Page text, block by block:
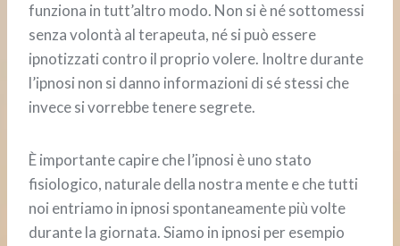
funziona in tutt’altro modo. Non si è né sottomessi
senza volontà al terapeuta, né si può essere
ipnotizzati contro il proprio volere. Inoltre durante
l’ipnosi non si danno informazioni di sé stessi che
invece si vorrebbe tenere segrete.
È importante capire che l’ipnosi è uno stato
fisiologico, naturale della nostra mente e che tutti
noi entriamo in ipnosi spontaneamente più volte
durante la giornata. Siamo in ipnosi per esempio